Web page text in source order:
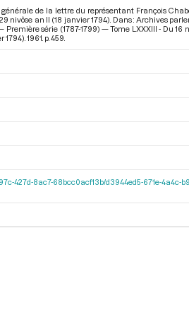
de la lettre du représentant François
nivôse an II (18 janvier 1794). Dans : Archives
série (1787-1799) — Tome LXXXIII - Du 16
1794) . 1961. p. 459.
427d-8ac7-68bcc0acf13b/d3944ed5-671e-4a4c-